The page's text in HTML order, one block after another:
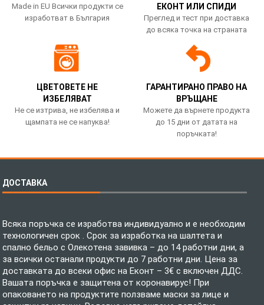
Made in EU Всички продукти се
изработват в България
ЕКОНТ ИЛИ СПИДИ
Преглед и тест при доставка
до всяка точка на страната
ЦВЕТОВЕТЕ НЕ
ИЗБЕЛЯВАТ
Не се изтрива, не избелява и
щампата не се напуква!
ГАРАНТИРАНО ПРАВО НА
ВРЪЩАНЕ
Можете да върнете продукта
до 15 дни от датата на
поръчката!
ДОСТАВКА
Всяка поръчка се изработва индивидуално и е необходим
технологичен срок . Срок за изработка на шалтета и
спално бельо с Олекотена завивка – до 14 работни дни, а
за всички останали продукти до 7 работни дни. Цена за
доставката до всеки офис на Еконт – 3€ с включен ДДС.
Вашата поръчка е защитена от коронавирус! При
опаковането на продуктите ползваме маски за лице и